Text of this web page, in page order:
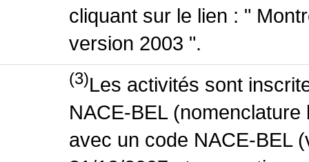
cliquant sur le lien : "
version 2003 ".
(3)Les activités sont
NACE-BEL
avec un code NACE-BEL